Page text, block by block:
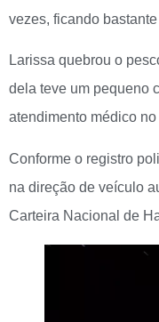
vezes, ficando
Larissa quebrou o
dela teve um pequeno
atendimento médico
Conforme o registro
na direção de veículo
Carteira Nacional de